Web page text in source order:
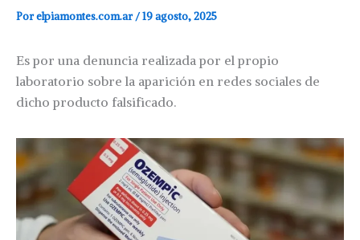
Porelpiamontes.com.ar/19 agosto, 2025
Es por una denuncia realizada por el propio
laboratorio sobre la aparición en redes sociales de
dicho producto falsificado.